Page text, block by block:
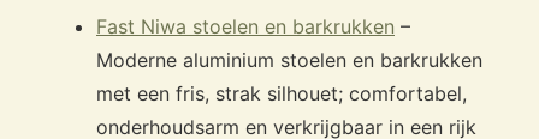
Fast Niwa stoelen en barkrukken –
Moderne aluminium stoelen en barkrukken
met een fris, strak silhouet; comfortabel,
onderhoudsarm en verkrijgbaar in een rijk